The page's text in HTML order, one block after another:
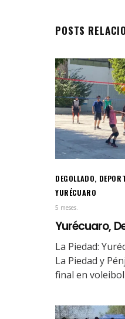
POSTS
DEGOLLADO,
YURÉCUARO
5 meses.
Yurécuaro,
La Piedad:
La Piedad y
final en